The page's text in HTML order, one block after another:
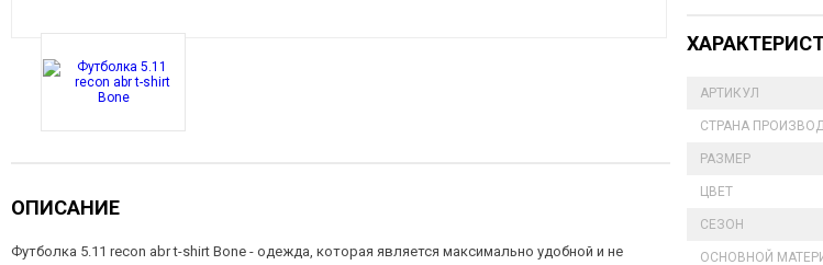
ОПИСАНИЕ
Футболка 5.11 recon abr t-shirt Bone - одежда, которая является максимально удобной и не
АРТИКУЛ
СТРАНА
РАЗМЕР
ЦВЕТ
СЕЗОН
ОСНОВНОЙ